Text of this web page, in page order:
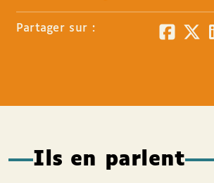
Partager sur :
Ils en parlent